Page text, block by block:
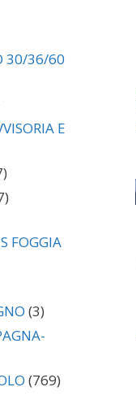
30/36/60
E
FOGGIA
(3)
(769)